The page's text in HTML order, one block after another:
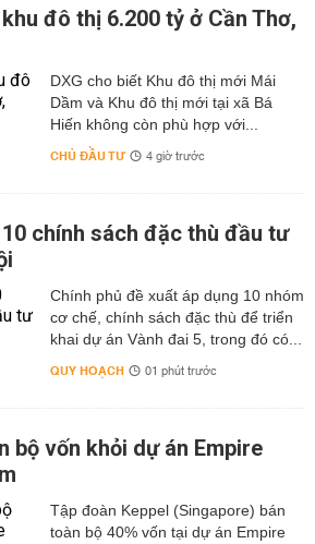
đô thị 6.200 tỷ ở Cần Thơ,
DXG cho biết Khu đô thị mới Mái
Dầm và Khu đô thị mới tại xã Bá
Hiến không còn phù hợp với...
CHỦ ĐẦU TƯ 4 giờ trước
chính sách đặc thù đầu tư
Chính phủ đề xuất áp dụng 10 nhóm
cơ chế, chính sách đặc thù để triển
khai dự án Vành đai 5, trong đó có...
QUY HOẠCH 01 phút trước
bộ vốn khỏi dự án Empire
Tập đoàn Keppel (Singapore) bán
toàn bộ 40% vốn tại dự án Empire